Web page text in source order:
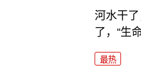
河水干
了，“生
最热